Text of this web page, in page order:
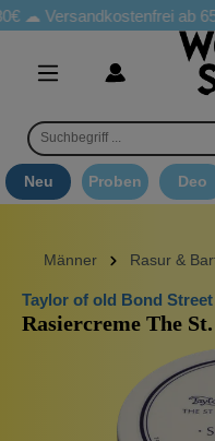
☁Versandkostenfrei ab 65€ ☁
Neu Proben Deo
Männer Rasur &
Taylor of old Bond Street
Rasiercreme The